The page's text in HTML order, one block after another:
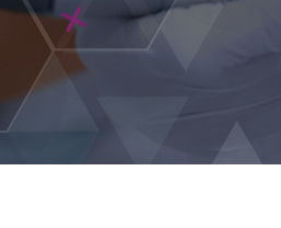
и
м
у